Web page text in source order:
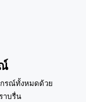
รณ์ทั้งหมดด้วย
าบรื่น